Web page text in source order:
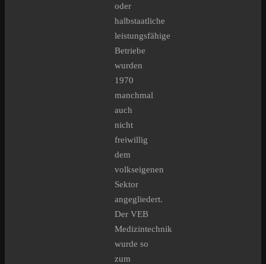
oder
halbstaatliche
leistungsfähige
Betriebe
wurden
1970
manchmal
auch
nicht
freiwillig
dem
volkseigenen
Sektor
angegliedert.
Der VEB
Medizintechnik
wurde so
zum